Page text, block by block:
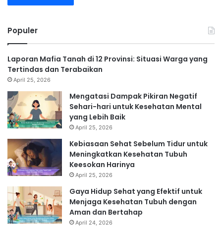
Populer
Laporan Mafia Tanah di 12 Provinsi: Situasi Warga yang
Tertindas dan Terabaikan
April 25, 2026
Mengatasi Dampak Pikiran Negatif
Sehari-hari untuk Kesehatan Mental
yang Lebih Baik
April 25, 2026
Kebiasaan Sehat Sebelum Tidur untuk
Meningkatkan Kesehatan Tubuh
Keesokan Harinya
April 25, 2026
Gaya Hidup Sehat yang Efektif untuk
Menjaga Kesehatan Tubuh dengan
Aman dan Bertahap
April 24, 2026